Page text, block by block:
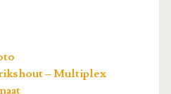
– Multiplex